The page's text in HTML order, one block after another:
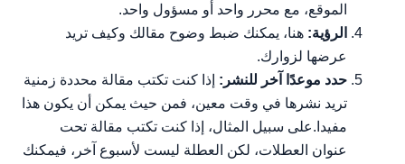
الموقع، مع محرر واحد أو مسؤول واحد.
الرؤية: هنا، يمكنك ضبط وضوح مقالك وكيف تريد
عرضها لزوارك.
حدد موعدًا آخر للنشر: إذا كنت تكتب مقالة محددة زمنية
تريد نشرها في وقت معين، فمن حيث يمكن أن يكون هذا
مفيدا.على سبيل المثال، إذا كنت تكتب مقالة تحت
عنوان العطلات، لكن العطلة ليست لأسبوع آخر، فيمكنك